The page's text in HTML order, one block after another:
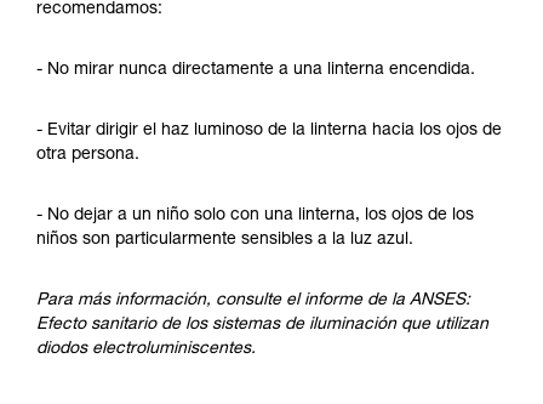
recomendamos:
- No mirar nunca directamente a una linterna encendida.
- Evitar dirigir el haz luminoso de la linterna hacia los ojos de
otra persona.
- No dejar a un niño solo con una linterna, los ojos de los
niños son particularmente sensibles a la luz azul.
Para más información, consulte el informe de la ANSES:
Efecto sanitario de los sistemas de iluminación que utilizan
diodos electroluminiscentes.